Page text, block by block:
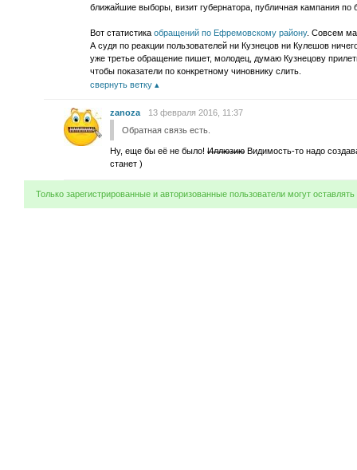
ближайшие выборы, визит губернатора, публичная кампания
Вот статистика обращений по Ефремовскому району. Совсем
А судя по реакции пользователей ни Кузнецов ни Кулешов
уже третье обращение пишет, молодец, думаю Кузнецову
чтобы показатели по конкретному чиновнику слить.
свернуть ветку
zanoza
13 февраля 2016, 11:37
Обратная связь есть.
Ну, еще бы её не было! Иллюзию Видимость-то надо
станет )
Только зарегистрированные и авторизованные пользователи могут